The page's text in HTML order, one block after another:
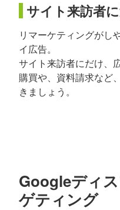
サイト来訪者
リマーケティングがし
イ広告。
サイト来訪者にだけ、
購買や、資料請求など
きましょう。
Googleディ
ゲティング